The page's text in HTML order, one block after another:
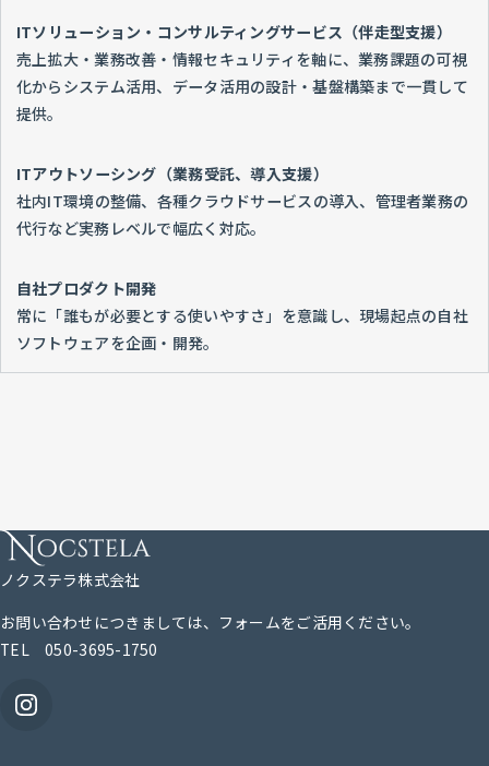
ITソリューション・コンサルティングサービス（伴走型支援）
売上拡大・業務改善・情報セキュリティを軸に、業務課題の可視
化からシステム活用、データ活用の設計・基盤構築まで一貫して
提供。
ITアウトソーシング（業務受託、導入支援）
社内IT環境の整備、各種クラウドサービスの導入、管理者業務の
代行など実務レベルで幅広く対応。
自社プロダクト開発
常に「誰もが必要とする使いやすさ」を意識し、現場起点の自社
ソフトウェアを企画・開発。
ノクステラ株式会社
お問い合わせにつきましては、 フォームをご活用ください。
TEL 050-3695-1750